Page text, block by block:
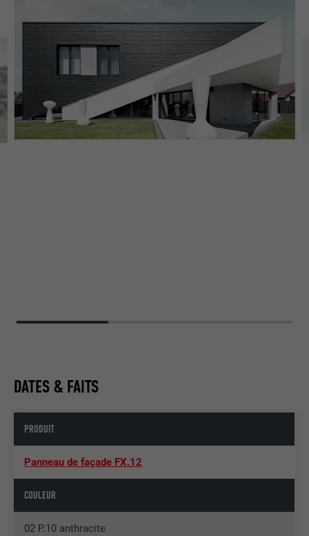
DATES & FAITS
PRODUIT
Panneau de façade FX.12
COULEUR
02 P.10 anthracite